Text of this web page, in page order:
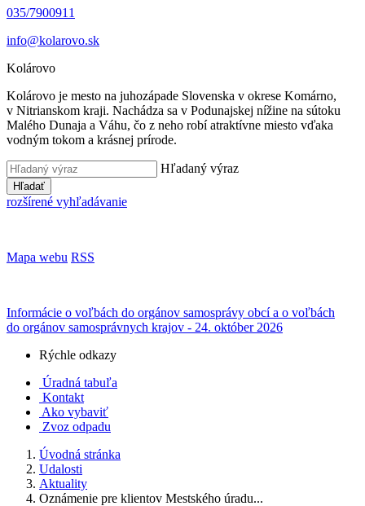
035/7900911
info@kolarovo.sk
Kolárovo
Kolárovo je mesto na juhozápade Slovenska v okrese Komárno,
v Nitrianskom kraji. Nachádza sa v Podunajskej nížine na sútoku
Malého Dunaja a Váhu, čo z neho robí atraktívne miesto vďaka
vodným tokom a krásnej prírode.
Hľadaný výraz
Hľadať
rozšírené vyhľadávanie
Mapa webu RSS
Informácie o voľbách do orgánov samosprávy obcí a o voľbách
do orgánov samosprávnych krajov - 24. október 2026
Rýchle odkazy
Úradná tabuľa
Kontakt
Ako vybaviť
Zvoz odpadu
Úvodná stránka
Udalosti
Aktuality
Oznámenie pre klientov Mestského úradu...